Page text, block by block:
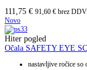
111,75 € 91,60 € brez DDV
Novo
Hiter pogled
Očala SAFETY EYE
nastavljive ročice so